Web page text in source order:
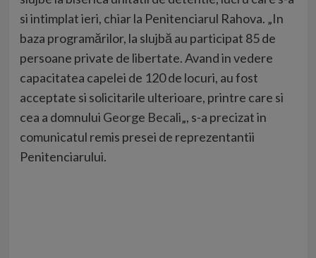
si intimplat ieri, chiar la Penitenciarul Rahova. „In
baza programărilor, la slujbă au participat 85 de
persoane private de libertate. Avand in vedere
capacitatea capelei de 120 de locuri, au fost
acceptate si solicitarile ulterioare, printre care si
cea a domnului George Becali„, s-a precizat in
comunicatul remis presei de reprezentantii
Penitenciarului.